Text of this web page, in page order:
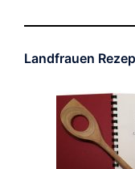
Landfrauen